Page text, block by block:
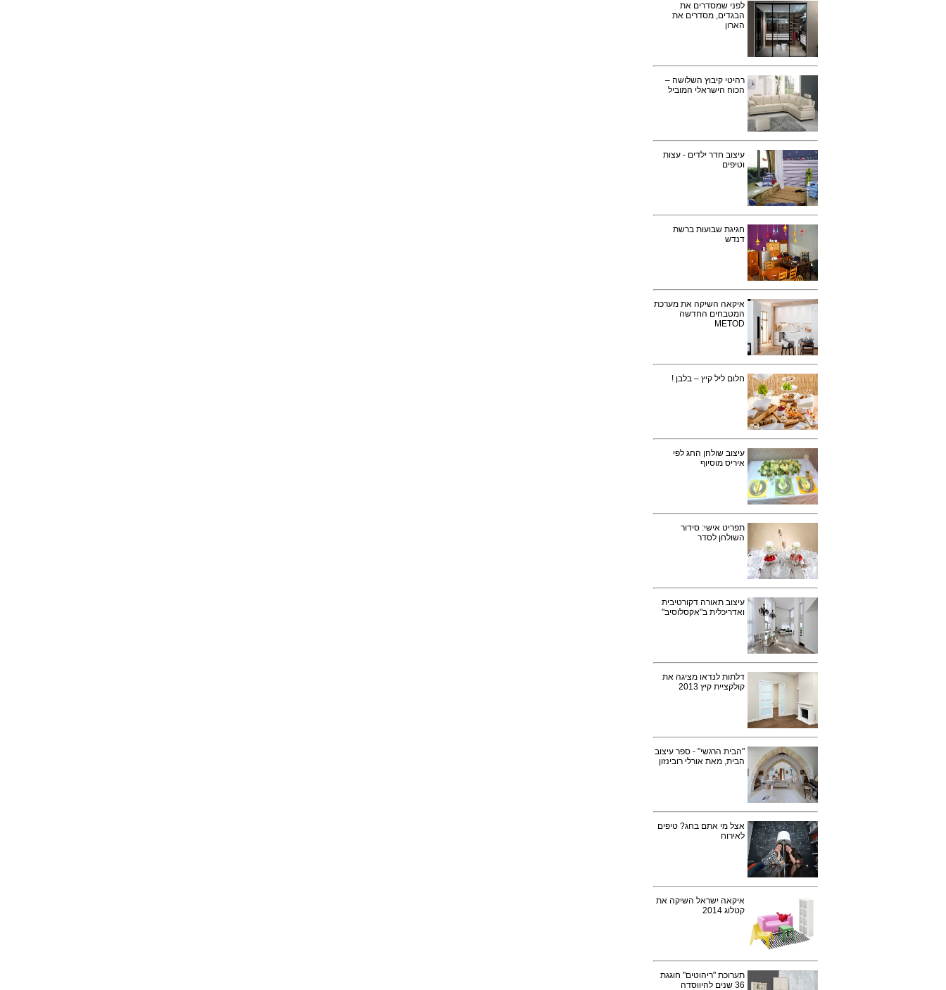
לפני שמסדרים את
הבגדים, מסדרים את
הארון
רהיטי קיבוץ השלושה –
הכוח הישראלי המוביל
עיצוב חדר ילדים - עצות
וטיפים
חגיגת שבועות ברשת
דנדש
איקאה השיקה את מערכת
המטבחים החדשה
METOD
חלום ליל קיץ – בלבן !
עיצוב שולחן החג לפי
איריס מוסיוף
תפריט אישי: סידור
השולחן לסדר
עיצוב תאורה דקורטיבית
ואדריכלית ב"אקסלוסיב"
דלתות לנדאו מציגה את
קולקציית קיץ 2013
"הבית הרגשי" - ספר עיצוב
הבית, מאת אורלי רובינזון
אצל מי אתם בחג? טיפים
לאירוח
איקאה ישראל השיקה את
קטלוג 2014
תערוכת "ריהוטים" חוגגת
36 שנים להיווסדה